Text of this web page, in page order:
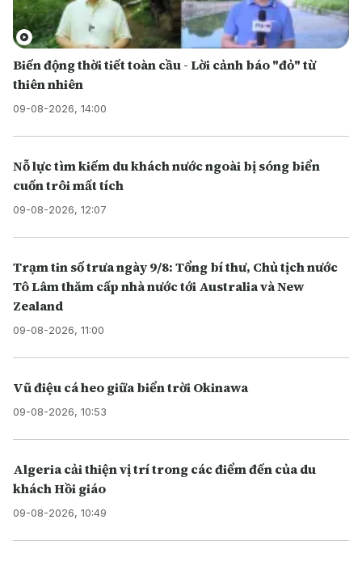
Biến động thời tiết toàn cầu - Lời cảnh báo "đỏ" từ
thiên nhiên
09-08-2026, 14:00
Nỗ lực tìm kiếm du khách nước ngoài bị sóng biển
cuốn trôi mất tích
09-08-2026, 12:07
Trạm tin số trưa ngày 9/8: Tổng bí thư, Chủ tịch nước
Tô Lâm thăm cấp nhà nước tới Australia và New
Zealand
09-08-2026, 11:00
Vũ điệu cá heo giữa biển trời Okinawa
09-08-2026, 10:53
Algeria cải thiện vị trí trong các điểm đến của du
khách Hồi giáo
09-08-2026, 10:49